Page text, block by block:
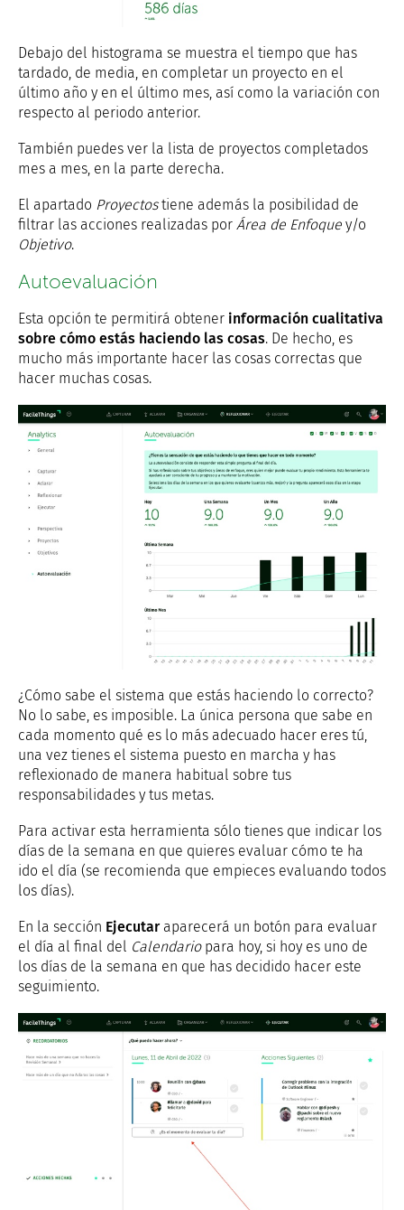
Debajo del histograma se muestra el tiempo que has
tardado, de media, en completar un proyecto en el
último año y en el último mes, así como la variación con
respecto al periodo anterior.
También puedes ver la lista de proyectos completados
mes a mes, en la parte derecha.
El apartado Proyectostiene además la posibilidad de
filtrar las acciones realizadas por Área de Enfoque y/o
Objetivo.
Autoevaluación
Esta opción te permitirá obtener información cualitativa
sobre cómo estás haciendo las cosas. De hecho, es
mucho más importante hacer las cosas correctas que
hacer muchas cosas.
¿Cómo sabe el sistema que estás haciendo lo correcto?
No lo sabe, es imposible. La única persona que sabe en
cada momento qué es lo más adecuado hacer eres tú,
una vez tienes el sistema puesto en marcha y has
reflexionado de manera habitual sobre tus
responsabilidades y tus metas.
Para activar esta herramienta sólo tienes que indicar los
días de la semana en que quieres evaluar cómo te ha
ido el día (se recomienda que empieces evaluando todos
los días).
En la sección Ejecutaraparecerá un botón para evaluar
el día al final del Calendariopara hoy, si hoy es uno de
los días de la semana en que has decidido hacer este
seguimiento.